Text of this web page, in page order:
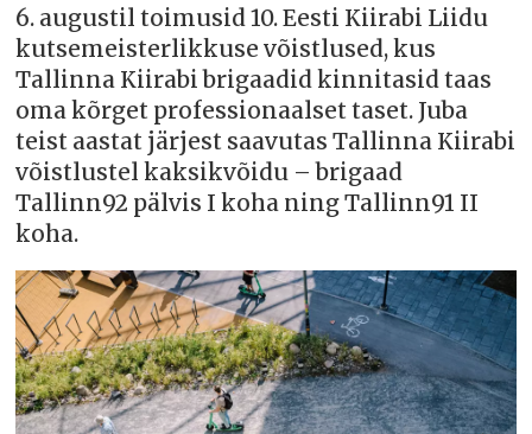
6. augustil toimusid 10. Eesti Kiirabi Liidu
kutsemeisterlikkuse võistlused, kus
Tallinna Kiirabi brigaadid kinnitasid taas
oma kõrget professionaalset taset. Juba
teist aastat järjest saavutas Tallinna Kiirabi
võistlustel kaksikvõidu – brigaad
Tallinn92 pälvis I koha ning Tallinn91 II
koha.